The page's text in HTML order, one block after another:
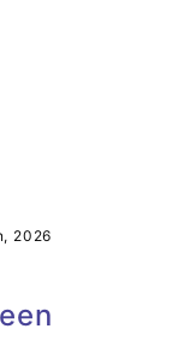
2026